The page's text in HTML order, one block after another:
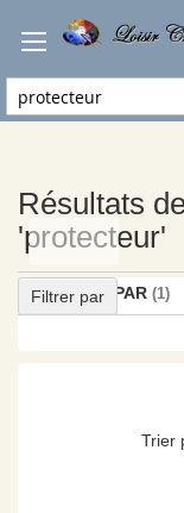
Résultats
'protecteur'
Trier
Filtrer par
ACHETER PAR